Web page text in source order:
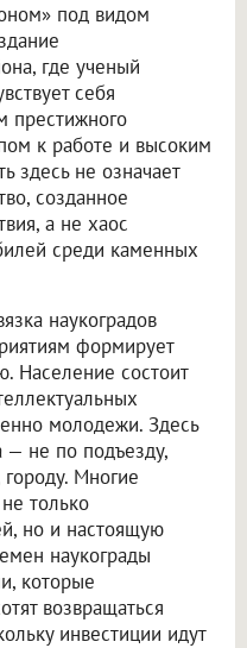
под видом
где ученый
себя
престижного
к работе и высоким
здесь не означает
созданное
а не хаос
среди каменных
наукоградов
формирует
Население состоит
молодежи. Здесь
— не по подъезду,
Многие
только
но и настоящую
наукограды
которые
возвращаться
инвестиции идут